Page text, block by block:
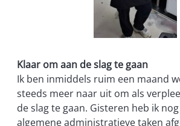
Klaar om aan de slag te gaan
Ik ben inmiddels ruim een maand
steeds meer naar uit om als
de slag te gaan. Gisteren heb ik
algemene administratieve taken